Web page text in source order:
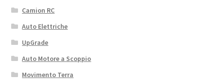
Camion RC
Auto Elettriche
UpGrade
Auto Motore a Scoppio
Movimento Terra